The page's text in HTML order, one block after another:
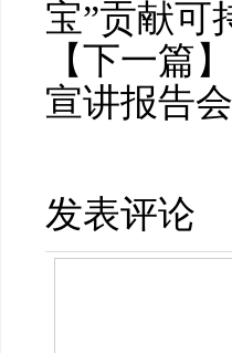
宝”贡献可
【下一篇】
宣讲报告会
发表评论